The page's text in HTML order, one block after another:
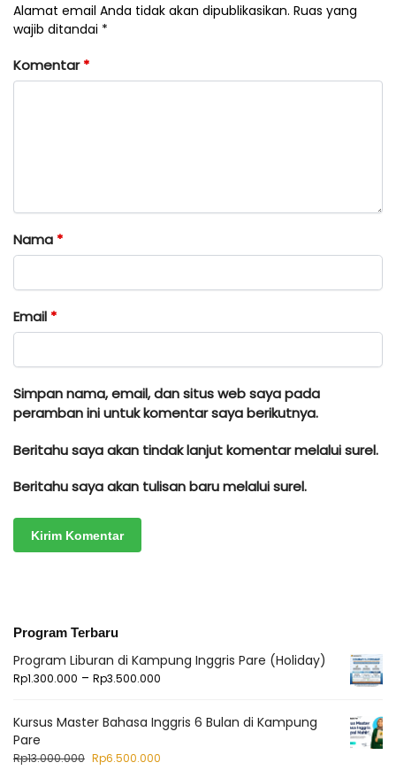
Alamat email Anda tidak akan dipublikasikan. Ruas yang
wajib ditandai *
Komentar*
Nama *
Email *
Simpan nama, email, dan situs web saya pada
peramban ini untuk komentar saya berikutnya.
Beritahu saya akan tindak lanjut komentar melalui surel.
Beritahu saya akan tulisan baru melalui surel.
Program Terbaru
Program Liburan di Kampung Inggris Pare (Holiday)
Rp1.300.000 – Rp3.500.000
Kursus Master Bahasa Inggris 6 Bulan di Kampung
Pare
Rp13.000.000 Rp6.500.000